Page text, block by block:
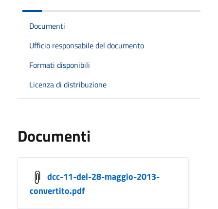
Documenti
Ufficio responsabile del documento
Formati disponibili
Licenza di distribuzione
Documenti
dcc-11-del-28-maggio-2013-
convertito.pdf